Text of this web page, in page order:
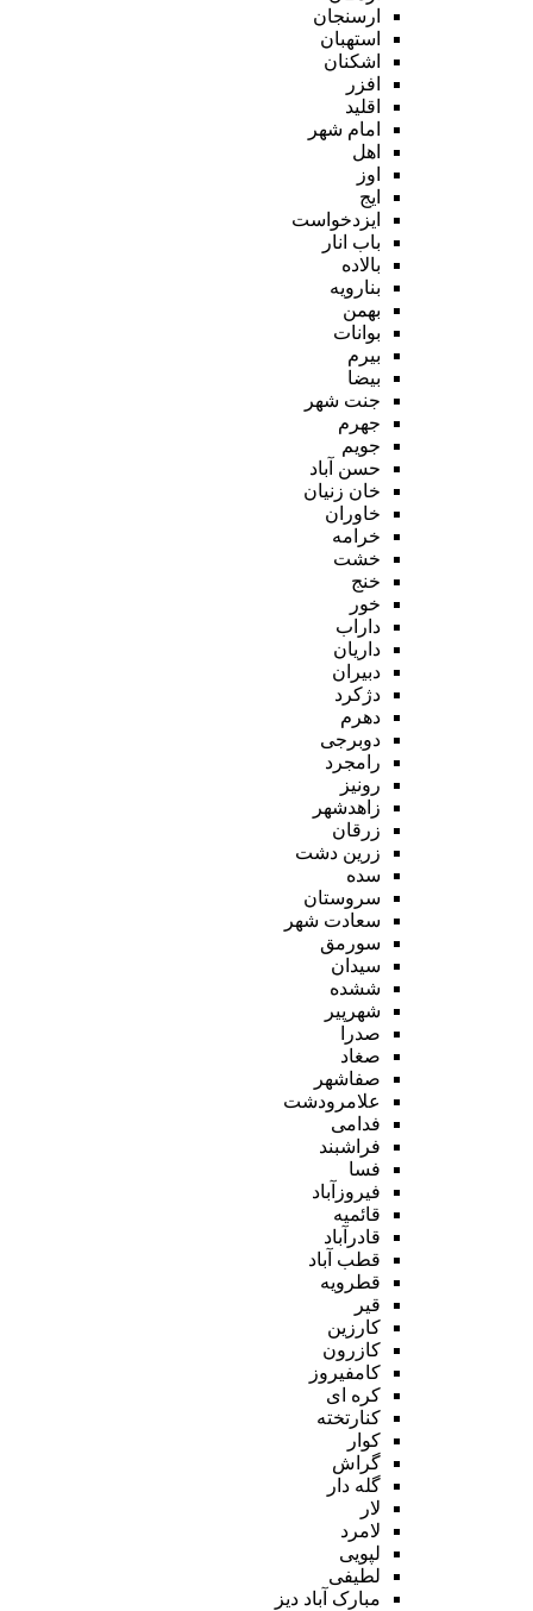
ارسنجان
استهبان
اشکنان
افزر
اقلید
امام شهر
اهل
اوز
ایج
ایزدخواست
باب انار
بالاده
بنارویه
بهمن
بوانات
بیرم
بیضا
جنت شهر
جهرم
جویم
حسن آباد
خان زنیان
خاوران
خرامه
خشت
خنج
خور
داراب
داریان
دبیران
دژکرد
دهرم
دوبرجی
رامجرد
رونیز
زاهدشهر
زرقان
زرین دشت
سده
سروستان
سعادت شهر
سورمق
سیدان
ششده
شهرپیر
صدرا
صغاد
صفاشهر
علامرودشت
فدامی
فراشبند
فسا
فیروزآباد
قائمیه
قادرآباد
قطب آباد
قطرویه
قیر
کارزین
کازرون
کامفیروز
کره ای
کنارتخته
کوار
گراش
گله دار
لار
لامرد
لپویی
لطیفی
مبارک آباد دیز